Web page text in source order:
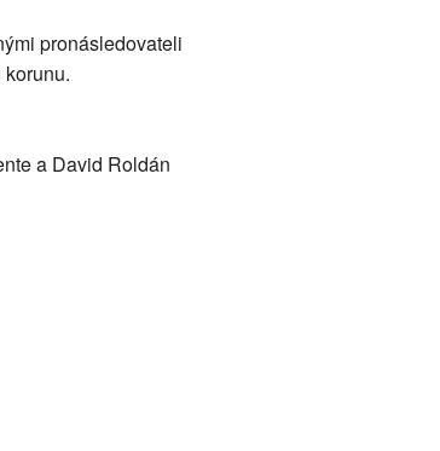
pronásledovateli
a David Roldán